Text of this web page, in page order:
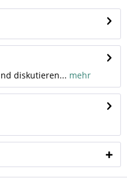
diskutieren... mehr